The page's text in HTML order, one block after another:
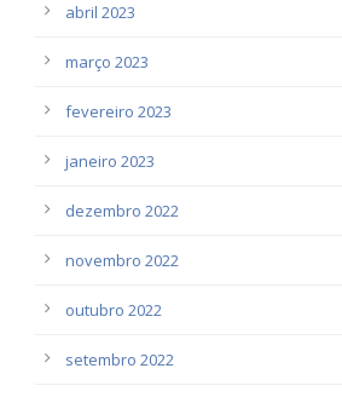
abril 2023
março 2023
fevereiro 2023
janeiro 2023
dezembro 2022
novembro 2022
outubro 2022
setembro 2022